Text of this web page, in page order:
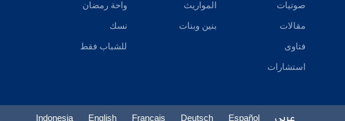
صوتيات
مقالات
فتاوى
استشارات
المواريث
بنين وبنات
واحة رمضان
نسك
للشباب فقط
عربي Español
Deutsch
Français
English
Indonesia